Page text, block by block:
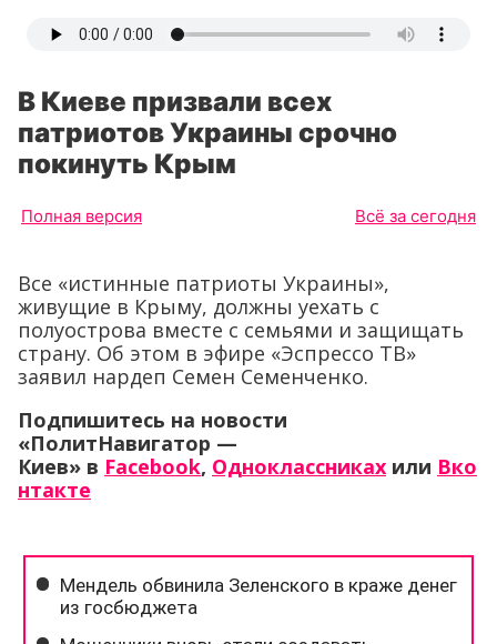
В Киеве призвали всех
патриотов Украины срочно
покинуть Крым
Полная версия Всё за сегодня
Все «истинные патриоты Украины»,
живущие в Крыму, должны уехать с
полуострова вместе с семьями и защищать
страну. Об этом в эфире «Эспрессо ТВ»
заявил нардеп Семен Семенченко.
Подпишитесь на новости
«ПолитНавигатор —
Киев» в Facebook, Одноклассниках или Вко
нтакте